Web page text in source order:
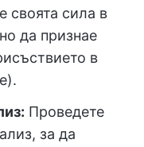
своята сила в
да признае
в
Проведете
за да